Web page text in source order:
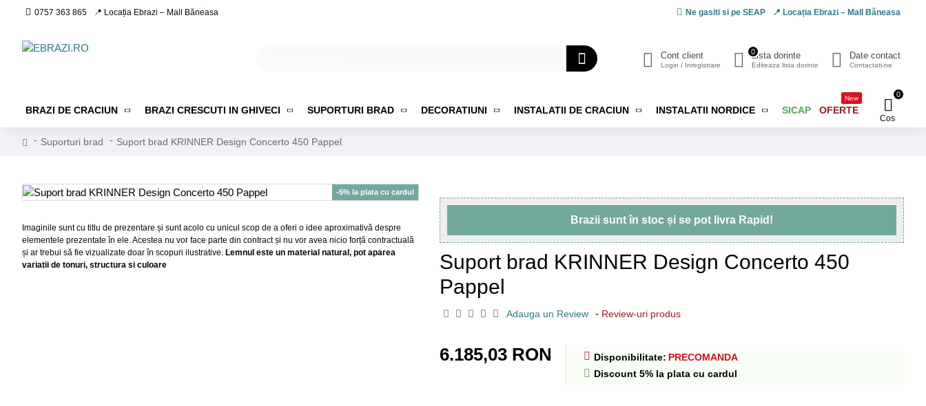
0757 363 865 📍 Locația Ebrazi – Mall Băneasa Ne gasiti si pe SEAP 📍 Locația Ebrazi – Mall Băneasa
Cont client
Login / Inregistrare
Lista dorinte
Editeaza lista dorinte
0 Date contact
Contactati-ne
BRAZI DE CRACIUN BRAZI CRESCUTI IN GHIVECI SUPORTURI BRAD DECORATIUNI INSTALATII DE CRACIUN INSTALATII NORDICE SICAP OFERTE
New
Cos
0
Suporturi brad Suport brad KRINNER Design Concerto 450 Pappel
-5% la plata cu cardul
Imaginile sunt cu titlu de prezentare și sunt acolo cu unicul scop de a oferi o idee aproximativă despre
elementele prezentate în ele. Acestea nu vor face parte din contract și nu vor avea nicio forță contractuală
și ar trebui să fie vizualizate doar în scopuri ilustrative. Lemnul este un material natural, pot aparea
variatii de tonuri, structura si culoare
Suport brad KRINNER Design Concerto 450
Pappel
Brazii suntîn stocși se pot livra Rapid!
Adauga un Review - Review-uri produs
6.185,03 RON Disponibilitate: PRECOMANDA
Discount 5% la plata cu cardul